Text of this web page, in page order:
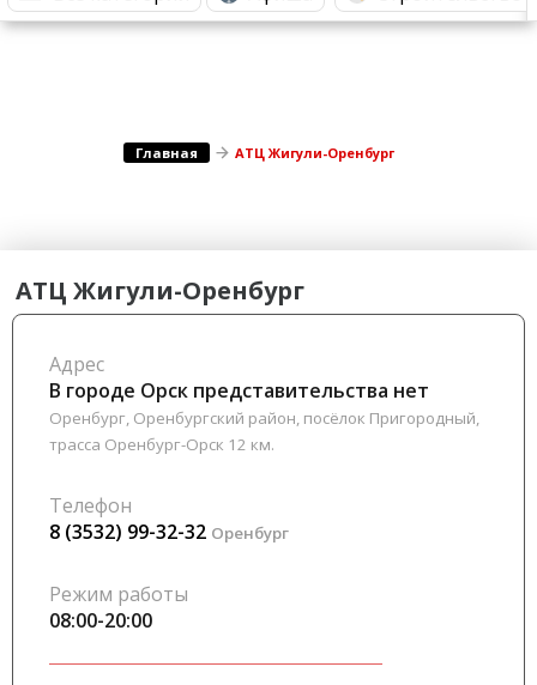
Главная АТЦ Жигули-Оренбург
АТЦ Жигули-Оренбург
Адрес
В городе Орск представительства нет
Оренбург, Оренбургский район, посёлок Пригородный,
трасса Оренбург-Орск 12 км.
Телефон
8 (3532) 99-32-32 Оренбург
Режим работы
08:00-20:00